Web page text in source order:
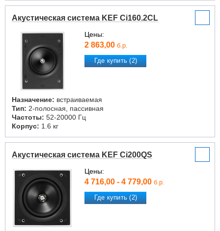
Акустическая система KEF Ci160.2CL
Цены:
2 863,00 б.р.
Где купить (2)
Назначение: встраиваемая
Тип: 2-полосная, пассивная
Частоты: 52-20000 Гц
Корпус: 1.6 кг
Акустическая система KEF Ci200QS
Цены:
4 716,00 - 4 779,00 б.р.
Где купить (2)